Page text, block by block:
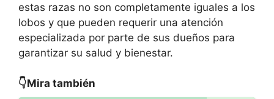
estas razas no son completamente iguales a los
lobos y que pueden requerir una atención
especializada por parte de sus dueños para
garantizar su salud y bienestar.
👇Mira también